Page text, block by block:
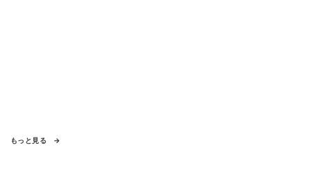
もっと見る